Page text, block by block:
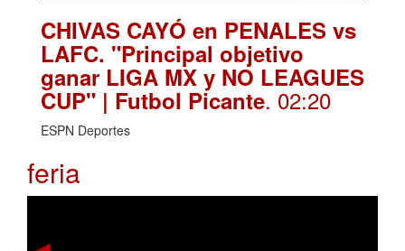
CHIVAS CAYÓ en PENALES vs
LAFC. "Principal objetivo
ganar LIGA MX y NO LEAGUES
CUP" | Futbol Picante. 02:20
ESPN Deportes
feria